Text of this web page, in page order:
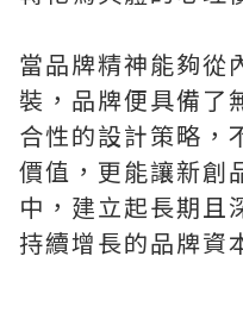
當品牌精神能夠從
裝，品牌便具備了
合性的設計策略，
價值，更能讓新創
中，建立起長期且
持續增長的品牌資